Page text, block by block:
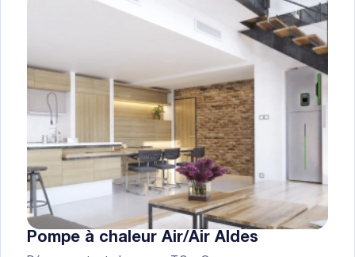
Pompe à chaleur Air/Air Aldes